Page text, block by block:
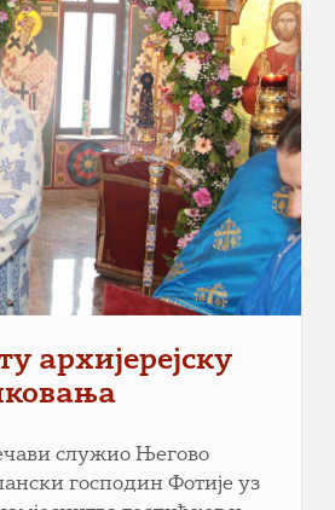
архијерејску
служио Његово
господин Фотије уз